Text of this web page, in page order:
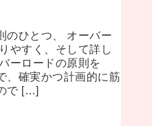
のひとつ、 オーバー
やすく、そして詳し
ーロードの原則を
、確実かつ計画的に筋
で […]